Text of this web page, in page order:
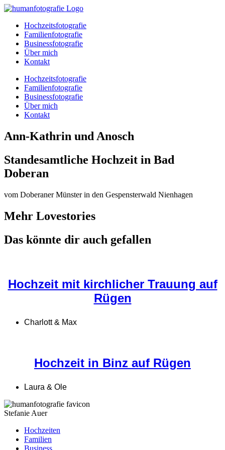
Zum
springenHochzeitsfotografie
Familienfotografie
Businessfotografie
Über mich
Kontakt
Hochzeitsfotografie
Familienfotografie
Businessfotografie
Über mich
Kontakt
Ann-Kathrin und Anosch
Standesamtliche Hochzeit in Bad
Doberan
vom Doberaner Münster in den Gespensterwald Nienhagen
Mehr Lovestories
Das könnte dir auch gefallen
Hochzeit mit kirchlicher Trauung auf
Rügen
Charlott & Max
Hochzeit in Binz auf Rügen
Laura & Ole
Stefanie Auer
Hochzeiten
Familien